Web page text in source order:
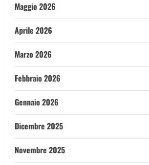
Maggio 2026
Aprile 2026
Marzo 2026
Febbraio 2026
Gennaio 2026
Dicembre 2025
Novembre 2025